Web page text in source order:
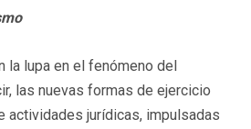
la lupa en el fenómeno del
las nuevas formas de ejercicio
actividades jurídicas, impulsadas